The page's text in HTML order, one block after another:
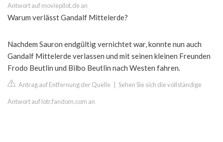
Antwort auf moviepilot.de an
Warum verlässt Gandalf Mittelerde?
Nachdem Sauron endgültig vernichtet war, konnte nun auch
Gandalf Mittelerde verlassen und mit seinen kleinen Freunden
Frodo Beutlin und Bilbo Beutlin nach Westen fahren.
Antrag auf Entfernung der Quelle Sehen Sie sich die vollständige
Antwort auf lotr.fandom.com an